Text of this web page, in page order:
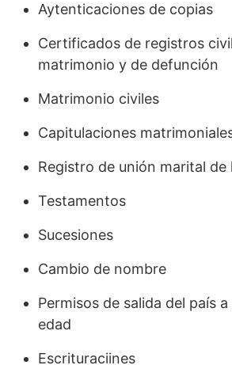
Aytenticaciones de copias
Certificados de registros
matrimonio y de defunción
Matrimonio civiles
Capitulaciones
Registro de unión marital de
Testamentos
Sucesiones
Cambio de nombre
Permisos de salida del país
edad
Escrituraciines